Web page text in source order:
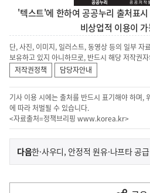
'텍스트'에 한하여 공공누리 출처표
비상업적 이용이
단, 사진, 이미지, 일러스트, 동영상 등의 일부 자
보유하고 있지 아니하므로, 반드시 해당 저작권
저작권정책
담당자안내
기사 이용 시에는 출처를 반드시 표기해야 하며,
에 따라 처벌될 수 있습니다.
<자료출처=정책브리핑 www.korea.kr>
이
전
다
다음기
사
한·사우디, 안정적 원유·나프타 공